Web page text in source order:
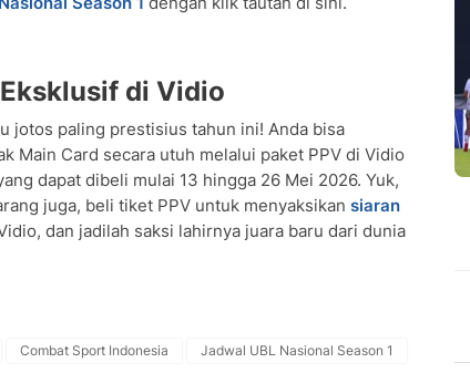
di Vidio
jotos paling prestisius tahun ini! Anda bisa
Main Card secara utuh melalui paket PPV di Vidio
dapat dibeli mulai 13 hingga 26 Mei 2026. Yuk,
juga, beli tiket PPV untuk menyaksikan siaran
dan jadilah saksi lahirnya juara baru dari dunia
Combat Sport Indonesia
Jadwal UBL Nasional Season 1